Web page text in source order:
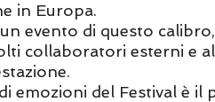
in Europa.
un evento di questo
collaboratori esterni e
emozioni del Festival è